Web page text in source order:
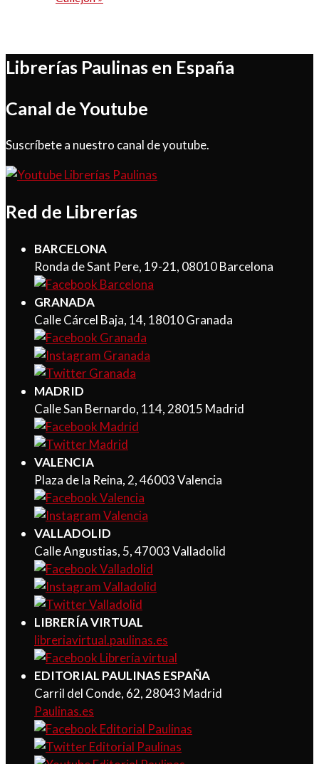
Librerías Paulinas en España
Canal de Youtube
Suscríbete a nuestro canal de youtube.
Red de Librerías
BARCELONA
Ronda de Sant Pere, 19-21, 08010 Barcelona
GRANADA
Calle Cárcel Baja, 14, 18010 Granada
MADRID
Calle San Bernardo, 114, 28015 Madrid
VALENCIA
Plaza de la Reina, 2, 46003 Valencia
VALLADOLID
Calle Angustias, 5, 47003 Valladolid
LIBRERÍA VIRTUAL
libreriavirtual.paulinas.es
EDITORIAL PAULINAS ESPAÑA
Carril del Conde, 62, 28043 Madrid
Paulinas.es